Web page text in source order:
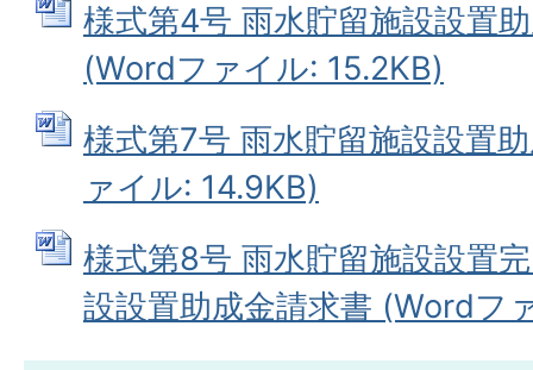
様式第4号 雨水貯留施設設置
(Wordファイル: 15.2KB)
様式第7号 雨水貯留施設設置
ァイル: 14.9KB)
様式第8号 雨水貯留施設設置
設設置助成金請求書 (Wordフ